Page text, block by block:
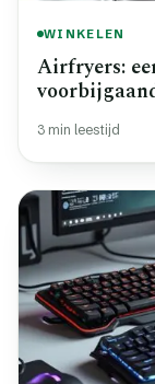
WINKELEN
Airfryers:
3 min leestijd